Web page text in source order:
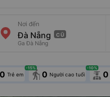
CŨ
Nơi đến
Ga Đà Nẵng
0 Trẻ em elderly 0 Người cao tuổi
-15%
0
-10%